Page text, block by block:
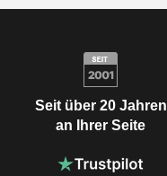
Seit über 20 Jahren
an Ihrer Seite